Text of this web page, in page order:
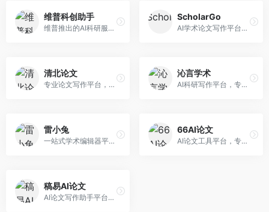
维普科创助手
维普推出的AI科研服务平台，整合学术资源与智能写作。面向科研人员和高校师生，提供文献检索、论文写作、查重检测等一站式服务，学术资源权威可靠。
ScholarGo
AI学术论文写作平台，专注于理工科领域的逻辑构建。面向理工科研究生和科研工作者，提供公式编辑、数据分析、论文结构优化等服务，理工科写作逻辑严谨。
清北论文
专业论文写作平台，依托高校学术资源。面向本科生和研究生，提供论文指导、写作辅助、查重检测等服务，学术规范性强，适合追求高质量论文的用户。
沁言学术
AI科研写作平台，专注于学术研究辅助。面向研究生和科研工作者，提供文献分析、研究方法指导、论文撰写等服务，学术资源丰富，研究支持全面。
雷小兔
一站式学术编辑器平台，覆盖论文写作全流程。面向高校学生和科研人员，提供选题分析、文献检索、论文生成、查重降重等服务，操作流程清晰，学术写作效率显著提升。
66AI论文
AI论文工具平台，专注于高质量低查重论文生成。面向大学生和研究生，提供论文写作、降重修改等服务，生成内容原创度高，查重率低。
稿易AI论文
AI论文写作助手平台，提供智能化学术写作支持。面向高校学生，支持多种论文类型生成，提供参考文献管理和格式规范服务，操作流程简单。